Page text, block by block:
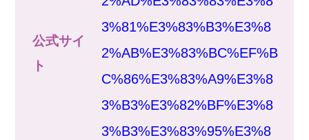
公式サイ
ト
3%81%E3%83%B3%E3%8
2%AB%E3%83%BC%EF%B
C%86%E3%83%A9%E3%8
3%B3%E3%82%BF%E3%8
3%B3%E3%83%95%E3%8